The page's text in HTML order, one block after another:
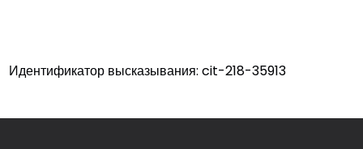
Идентификатор высказывания: cit-218-35913